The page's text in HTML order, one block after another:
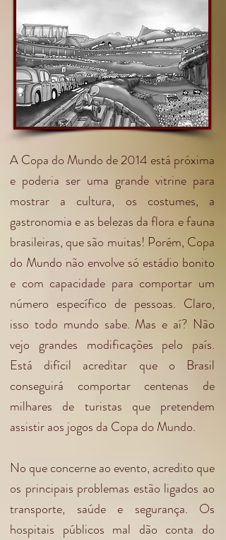
A Copa do Mundo de 2014 está próxima
e poderia ser uma grande vitrine para
mostrar a cultura, os costumes, a
gastronomia e as belezas da flora e fauna
brasileiras, que são muitas! Porém, Copa
do Mundo não envolve só estádio bonito
e com capacidade para comportar um
número específico de pessoas. Claro,
isso todo mundo sabe. Mas e aí? Não
vejo grandes modificações pelo país.
Está difícil acreditar que o Brasil
conseguirá comportar centenas de
milhares de turistas que pretendem
assistir aos jogos da Copa do Mundo.
No que concerne ao evento, acredito que
os principais problemas estão ligados ao
transporte, saúde e segurança. Os
hospitais públicos mal dão conta do